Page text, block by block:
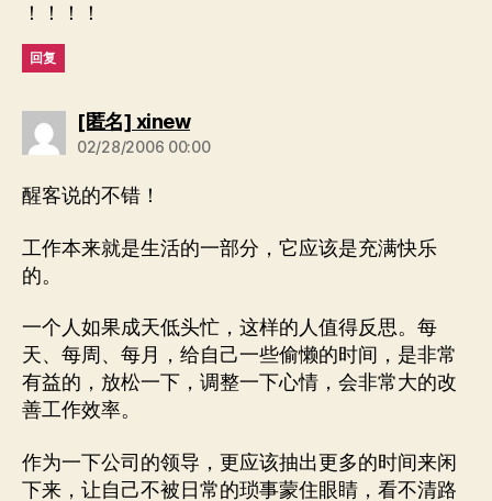
！！！！
回复
[匿名] xinew说：
02/28/2006 00:00
醒客说的不错！
工作本来就是生活的一部分，它应该是充满快乐
的。
一个人如果成天低头忙，这样的人值得反思。每
天、每周、每月，给自己一些偷懒的时间，是非常
有益的，放松一下，调整一下心情，会非常大的改
善工作效率。
作为一下公司的领导，更应该抽出更多的时间来闲
下来，让自己不被日常的琐事蒙住眼睛，看不清路